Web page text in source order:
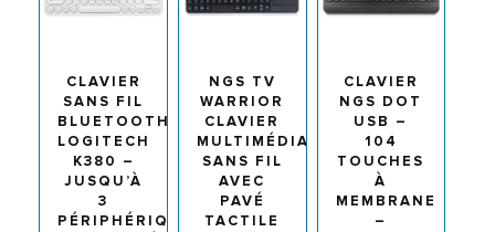
CLAVIER
SANS FIL
BLUETOOTH
LOGITECH
K380 –
JUSQU’À
3
PÉRIPHÉRIQUES
NGS TV
WARRIOR
CLAVIER
MULTIMÉDIA
SANS FIL
AVEC
PAVÉ
TACTILE
CLAVIER
NGS DOT
USB –
104
TOUCHES
À
MEMBRANE
–